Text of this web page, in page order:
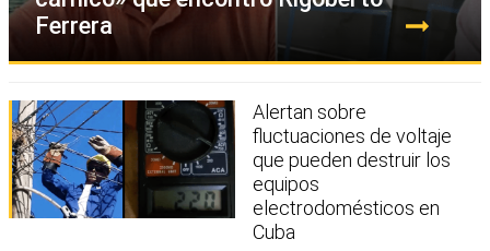
Ferrera
Alertan sobre
fluctuaciones de voltaje
que pueden destruir los
equipos
electrodomésticos en
Cuba